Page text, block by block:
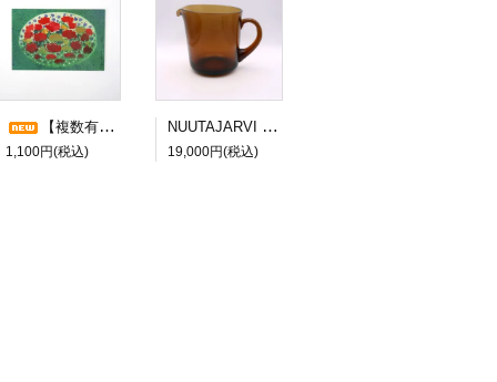
【複数有】Heljä Liukko-Sundström/ヘルヤ・リウッコ・スンドストロム メッセージカード ”SYLILLINEN ONNEA”
1,100円(税込)
NUUTAJARVI Kaj Franck/カイ・フランク 5601 ピッチャー ブラウン
19,000円(税込)